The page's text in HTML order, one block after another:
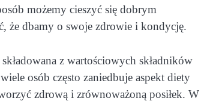
możemy cieszyć się dobrym
że dbamy o swoje zdrowie i kondycję.
z wartościowych składników
osób często zaniedbuje aspekt diety
zdrową i zrównoważoną posiłek. W